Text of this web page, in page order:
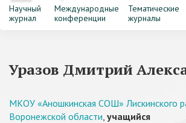
Научный
журнал
Международные
конференции
Тематические
журналы
Уразов Дмитрий
МКОУ «Аношкинская СОШ» Лискинского
Воронежской области, учащийся